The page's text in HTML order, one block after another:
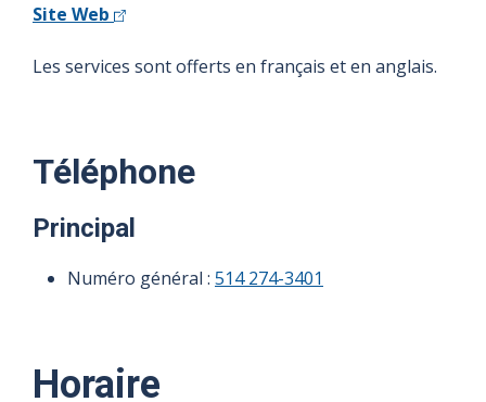
Site Web
Les services sont offerts en français et en anglais.
Téléphone
Principal
Numéro général : 514 274-3401
Horaire